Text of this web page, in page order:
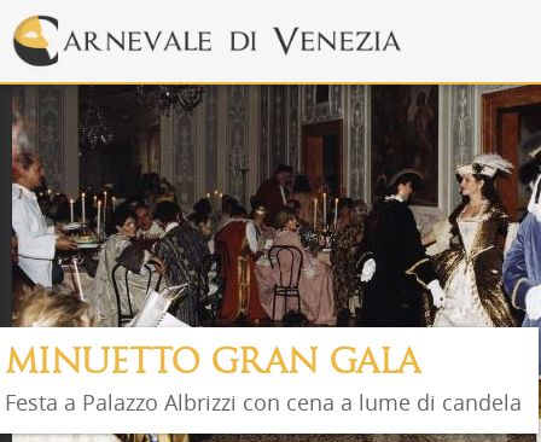
MINUETTO GRAN GALA
Festa a Palazzo Albrizzi con cena a lume di candela